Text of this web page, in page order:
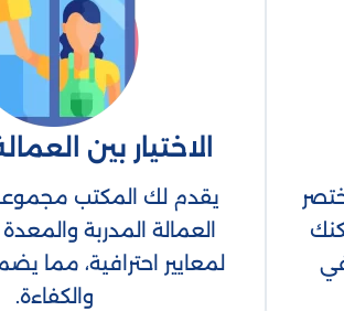
الاختيار بين
يقدم لك المكتب
العمالة المدربة
لمعايير احترافية، مما
والكفاءة.